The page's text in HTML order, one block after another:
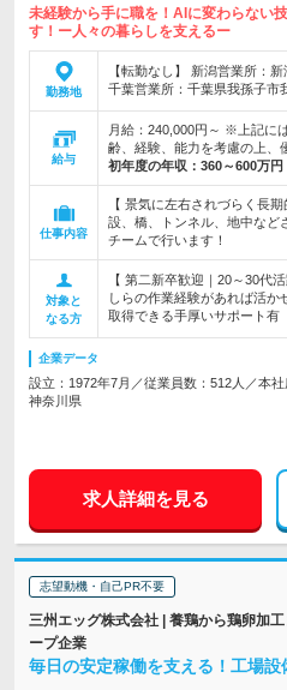
未経験から手に職を！AIに変わらない
す！ー人々の暮らしを支えるー
勤務地
【転勤なし】 新潟営業所：
千葉営業所：千葉県我孫子市
給与
月給：240,000円～ ※上記に
齢、経験、能力を考慮の上、
初年度の年収： 360～600万円
仕事内容
【 景気に左右されづらく長
設、橋、トンネル、地中など
チームで行います！
対象と
なる方
【 第二新卒歓迎｜20～30代
しらの作業経験があれば活
取得できる手厚いサポート有
企業データ
設立：1972年7月／従業員数：512人／本社
神奈川県
求人詳細を見る
志望動機・自己PR不要
三州エッグ株式会社 | 養鶏から鶏卵加
ープ企業
毎日の安定稼働を支える！工場設